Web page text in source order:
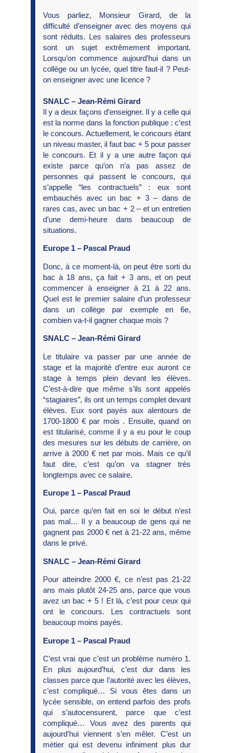
Vous parliez, Monsieur Girard, de la
difficulté d’enseigner avec des moyens qui
sont réduits. Les salaires des professeurs
sont un sujet extrêmement important.
Lorsqu’on commence aujourd’hui dans un
collège ou un lycée, quel titre faut-il ? Peut-
on enseigner avec une licence ?
SNALC – Jean-Rémi Girard
Il y a deux façons d’enseigner. Il y a celle qui
est la norme dans la fonction publique : c’est
le concours. Actuellement, le concours étant
un niveau master, il faut bac + 5 pour passer
le concours. Et il y a une autre façon qui
existe parce qu’on n’a pas assez de
personnes qui passent le concours, qui
s’appelle “les contractuels” : eux sont
embauchés avec un bac + 3 – dans de
rares cas, avec un bac + 2 – et un entretien
d’une demi-heure dans beaucoup de
situations.
Europe 1 – Pascal Praud
Donc, à ce moment-là, on peut être sorti du
bac à 18 ans, ça fait + 3 ans, et on peut
commencer à enseigner à 21 à 22 ans.
Quel est le premier salaire d’un professeur
dans un collège par exemple en 6e,
combien va-t-il gagner chaque mois ?
SNALC – Jean-Rémi Girard
Le titulaire va passer par une année de
stage et la majorité d’entre eux auront ce
stage à temps plein devant les élèves.
C’est-à-dire que même s’ils sont appelés
“stagiaires”, ils ont un temps complet devant
élèves. Eux sont payés aux alentours de
1700-1800 € par mois . Ensuite, quand on
est titularisé, comme il y a eu pour le coup
des mesures sur les débuts de carrière, on
arrive à 2000 € net par mois. Mais ce qu’il
faut dire, c’est qu’on va stagner très
longtemps avec ce salaire.
Europe 1 – Pascal Praud
Oui, parce qu’en fait en soi le début n’est
pas mal… Il y a beaucoup de gens qui ne
gagnent pas 2000 € net à 21-22 ans, même
dans le privé.
SNALC – Jean-Rémi Girard
Pour atteindre 2000 €, ce n’est pas 21-22
ans mais plutôt 24-25 ans, parce que vous
avez un bac + 5 ! Et là, c’est pour ceux qui
ont le concours. Les contractuels sont
beaucoup moins payés.
Europe 1 – Pascal Praud
C’est vrai que c’est un problème numéro 1.
En plus aujourd’hui, c’est dur dans les
classes parce que l’autorité avec les élèves,
c’est compliqué… Si vous êtes dans un
lycée sensible, on entend parfois des profs
qui s’autocensurent, parce que c’est
compliqué… Vous avez des parents qui
aujourd’hui viennent s’en mêler. C’est un
métier qui est devenu infiniment plus dur